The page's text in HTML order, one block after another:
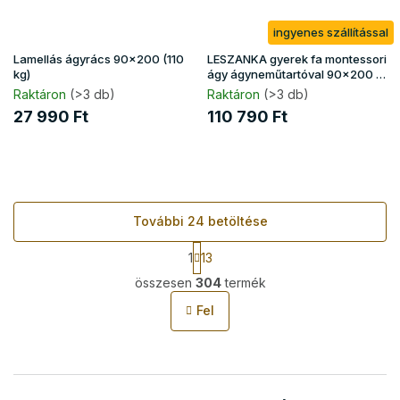
Lamellás ágyrács 90x200 (110
kg)
Raktáron (>3 db)
27 990 Ft
ingyenes szállítással
LESZANKA gyerek fa montessori
ágy ágyneműtartóval 90x200 -
fehér
Raktáron (>3 db)
110 790 Ft
L
i
s
r
További 24 betöltése
L
a
p
o
z
1 13
összesen 304termék
Fel